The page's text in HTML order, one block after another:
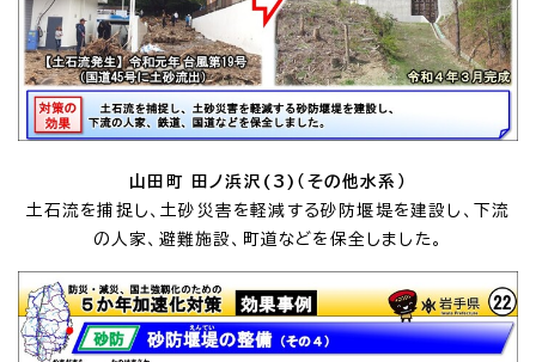
山田町 田ノ浜沢(3)（その他水系）
土石流を捕捉し、土砂災害を軽減する砂防堰堤を建設し、下流
の人家、避難施設、町道などを保全しました。